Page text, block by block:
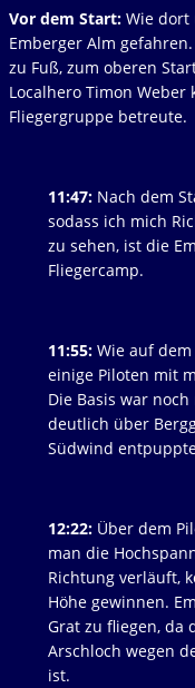
Vor dem Start: Wie dort
Emberger Alm
zu Fuß, zum oberen
Localhero Timon
Fliegergruppe betreute.
11:47:Nach dem
sodass ich mich
zu sehen, ist die
Fliegercamp.
11:55:Wie auf dem
einige Piloten mit
Die Basis war
deutlich über
Südwind
12:22:Über dem
man die
Richtung verläuft,
Höhe gewinnen.
Grat zu fliegen, da
Arschloch wegen
ist.